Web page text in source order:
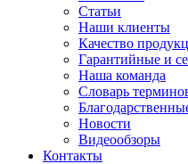
Статьи
Наши клиенты
Качество
Гарантийные и
Наша команда
Словарь
Новости
Видеообзоры
Контакты